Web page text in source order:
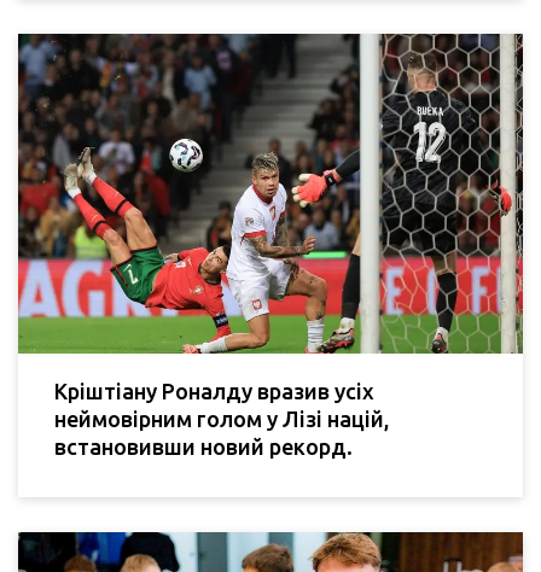
Кріштіану Роналду вразив усіх
неймовірним голом у Лізі націй,
встановивши новий рекорд.